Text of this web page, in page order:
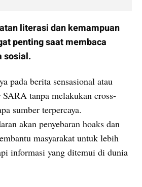
literasi dan kemampuan
penting saat membaca
sosial.
pada berita sensasional atau
tanpa melakukan cross-
sumber terpercaya.
akan penyebaran hoaks dan
masyarakat untuk lebih
informasi yang ditemui di dunia